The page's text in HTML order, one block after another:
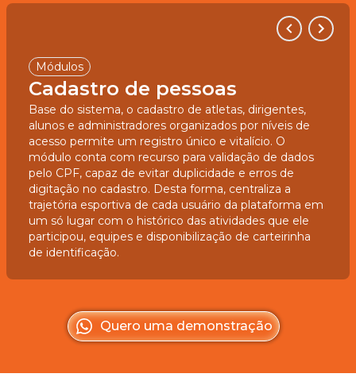
Módulos
Cadastro de pessoas
Base do sistema, o cadastro de atletas, dirigentes,
alunos e administradores organizados por níveis de
acesso permite um registro único e vitalício. O
módulo conta com recurso para validação de dados
pelo CPF, capaz de evitar duplicidade e erros de
digitação no cadastro. Desta forma, centraliza a
trajetória esportiva de cada usuário da plataforma em
um só lugar com o histórico das atividades que ele
participou, equipes e disponibilização de carteirinha
de identificação.
Quero uma demonstração